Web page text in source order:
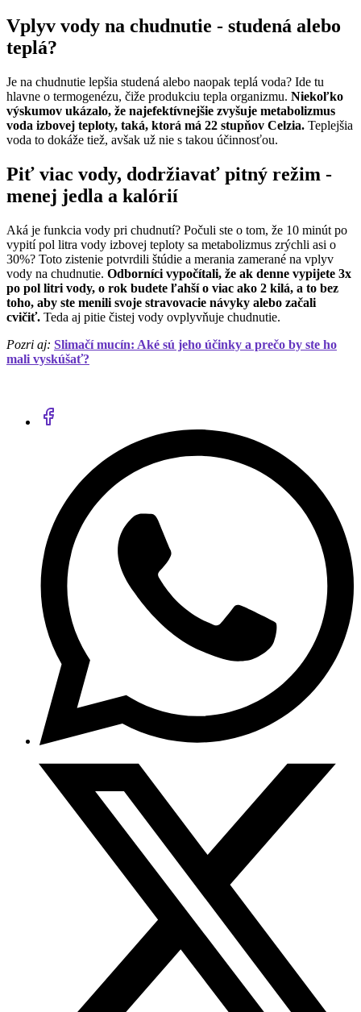
Vplyv vody na chudnutie - studená alebo
teplá?
Je na chudnutie lepšia studená alebo naopak teplá voda? Ide tu
hlavne o termogenézu, čiže produkciu tepla organizmu. Niekoľko
výskumov ukázalo, že najefektívnejšie zvyšuje metabolizmus
voda izbovej teploty, taká, ktorá má 22 stupňov Celzia. Teplejšia
voda to dokáže tiež, avšak už nie s takou účinnosťou.
Piť viac vody, dodržiavať pitný režim -
menej jedla a kalórií
Aká je funkcia vody pri chudnutí? Počuli ste o tom, že 10 minút po
vypití pol litra vody izbovej teploty sa metabolizmus zrýchli asi o
30%? Toto zistenie potvrdili štúdie a merania zamerané na vplyv
vody na chudnutie. Odborníci vypočítali, že ak denne vypijete 3x
po pol litri vody, o rok budete ľahší o viac ako 2 kilá, a to bez
toho, aby ste menili svoje stravovacie návyky alebo začali
cvičiť. Teda aj pitie čistej vody ovplyvňuje chudnutie.
Pozri aj: Slimačí mucín: Aké sú jeho účinky a prečo by ste ho
mali vyskúšať?